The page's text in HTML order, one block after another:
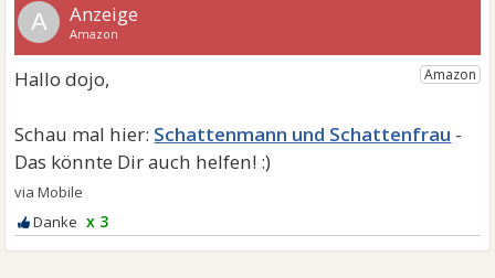
A
Schattenmann und Schattenfrau
x 3